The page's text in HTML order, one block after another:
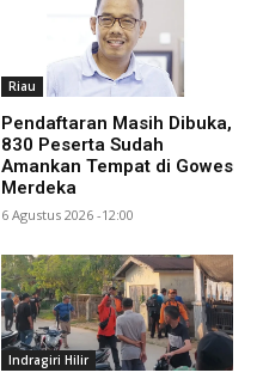
Riau
Pendaftaran Masih Dibuka,
830 Peserta Sudah
Amankan Tempat di Gowes
Merdeka
6 Agustus 2026 -12:00
Indragiri Hilir